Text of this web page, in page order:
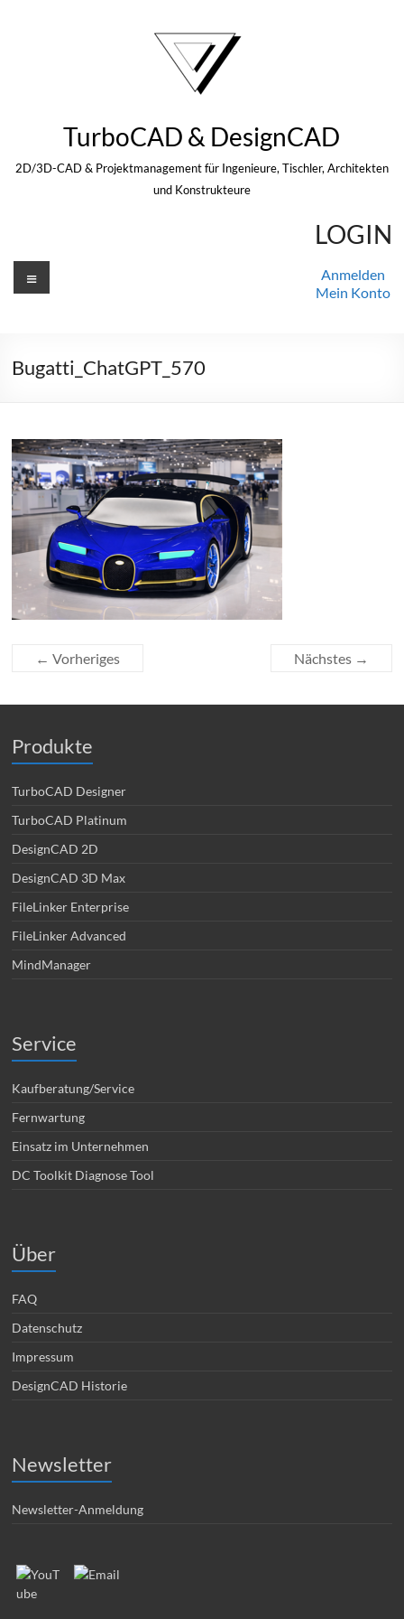
TurboCAD & DesignCAD
2D/3D-CAD & Projektmanagement für Ingenieure, Tischler, Architekten
und Konstrukteure
LOGIN
Anmelden
Mein Konto
Menü
Bugatti_ChatGPT_570
← Vorheriges Nächstes →
Produkte
TurboCAD Designer
TurboCAD Platinum
DesignCAD 2D
DesignCAD 3D Max
FileLinker Enterprise
FileLinker Advanced
MindManager
Service
Kaufberatung/Service
Fernwartung
Einsatz im Unternehmen
DC Toolkit Diagnose Tool
Über
FAQ
Datenschutz
Impressum
DesignCAD Historie
Newsletter
Newsletter-Anmeldung